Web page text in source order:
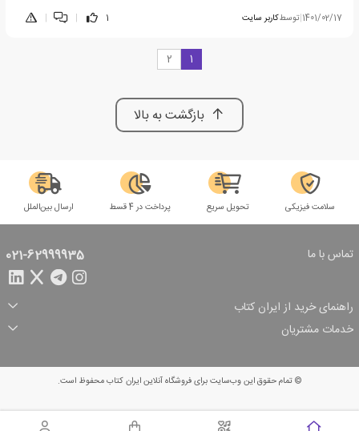
1401/02/17
|توسطکاربر سایت 1
|
|
1
2
بازگشت به بالا
سلامت فیزیکی تحویل سریع پرداخت در 4 قسط ارسال بین‌الملل
تماس با ما 021-62999935
راهنمای خرید از ایران کتاب
ثبت سفارش
شرایط ارسال سفارش
شیوه پرداخت
تخفیف‌های خرید
خدمات مشتریان
© تمام حقوق این وب‌سایت برای فروشگاه آنلاین ایران کتاب محفوظ است.
سبد خرید